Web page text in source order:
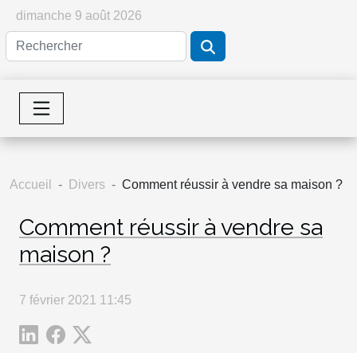
dimanche 9 août 2026
Accueil Divers Comment réussir à vendre sa maison ?
Comment réussir à vendre sa
maison ?
7 février 2021 11:45